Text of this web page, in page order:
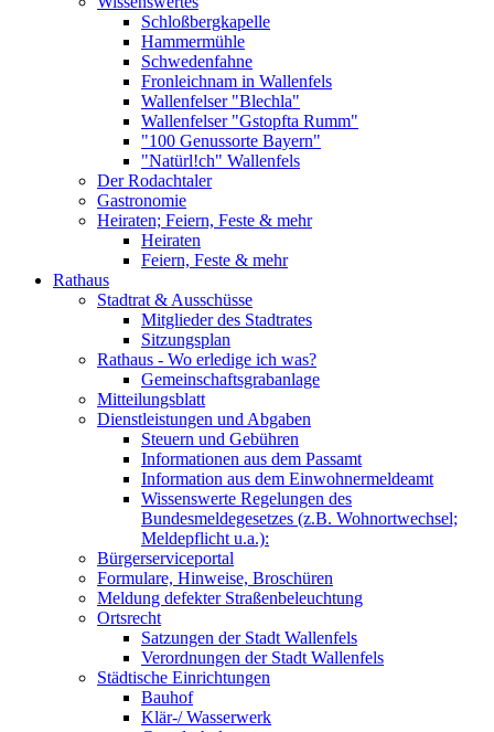
Schloßbergkapelle
Hammermühle
Schwedenfahne
Fronleichnam in Wallenfels
Wallenfelser "Blechla"
Wallenfelser "Gstopfta Rumm"
"100 Genussorte Bayern"
"Natürl!ch" Wallenfels
Der Rodachtaler
Gastronomie
Heiraten; Feiern, Feste & mehr
Heiraten
Feiern, Feste & mehr
Rathaus
Stadtrat & Ausschüsse
Mitglieder des Stadtrates
Sitzungsplan
Rathaus - Wo erledige ich was?
Gemeinschaftsgrabanlage
Mitteilungsblatt
Dienstleistungen und Abgaben
Steuern und Gebühren
Informationen aus dem Passamt
Information aus dem Einwohnermeldeamt
Wissenswerte Regelungen des
Bundesmeldegesetzes (z.B. Wohnortwechsel;
Meldepflicht u.a.):
Bürgerserviceportal
Formulare, Hinweise, Broschüren
Meldung defekter Straßenbeleuchtung
Ortsrecht
Satzungen der Stadt Wallenfels
Verordnungen der Stadt Wallenfels
Städtische Einrichtungen
Bauhof
Klär-/ Wasserwerk